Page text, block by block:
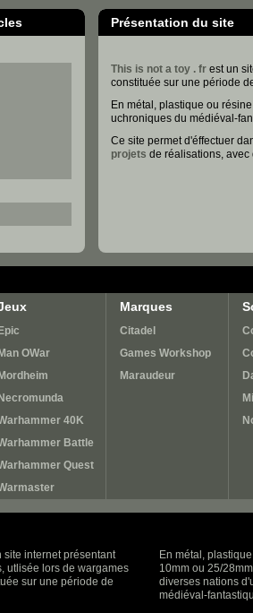
Présentation du site
This is not a toy . fr est un
constituée sur une période
En métal, plastique ou
uchroniques du médiéval-
Ce site permet d'éffectuer
projets de réalisations,
Epic
Man OWar
Mordheim
Necromunda
40K
Battle
Quest
Marques
Citadel
Games Workshop
Maraudeur
site internet présentant
utlisée lors de wargames
sur une période de
En métal,
10mm ou 25/
diverses nations
médiéval-